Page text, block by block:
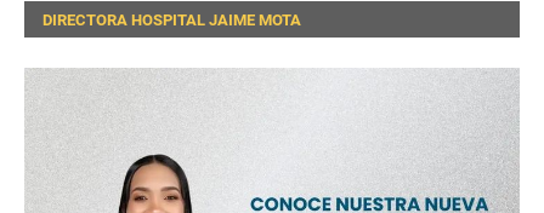
DIRECTORA HOSPITAL JAIME MOTA